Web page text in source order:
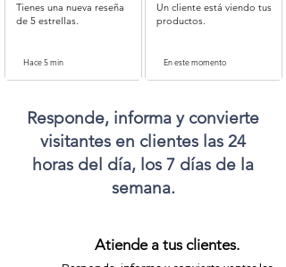
Tienes una nueva reseña
de 5 estrellas.
Hace 5 min
Un cliente está viendo tus
productos.
En este momento
Responde, informa y convierte
visitantes en clientes las 24
horas del día, los 7 días de la
semana.
Atiende a tus clientes.